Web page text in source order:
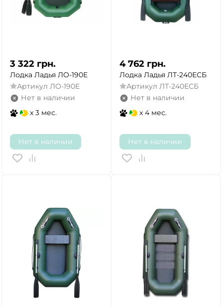
3 322 грн.
Лодка Ладья ЛО-190Е
Артикул ЛО-190Е
Нет в наличии
x 3 мес.
Нет в наличии
4 762 грн.
Лодка Ладья ЛТ-240ЕСБ
Артикул ЛТ-240ЕСБ
Нет в наличии
x 4 мес.
Нет в наличии